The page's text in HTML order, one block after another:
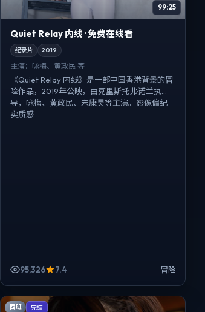
99:25
Quiet Relay 内线 · 免费在线看
纪录片 2019
主演：咏梅、黄政民 等
《Quiet Relay 内线》是一部中国香港背景的冒
险作品，2019年公映，由克里斯托弗·诺兰执
导，咏梅、黄政民、宋康昊等主演。影像偏纪
实质感...
95,326 7.4 冒险
西班 完结